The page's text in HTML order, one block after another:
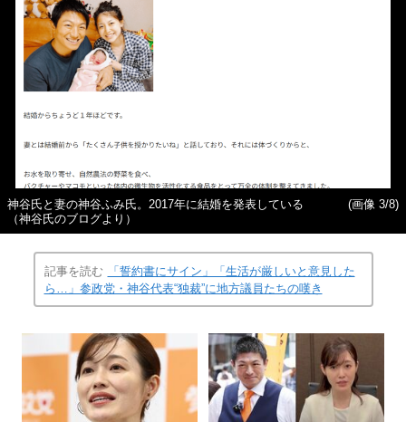
神谷氏と妻の神谷ふみ氏。2017年に結婚を発表している
（神谷氏のブログより）
(画像 3/8)
記事を読む
「誓約書にサイン」「生活が厳しいと意見した
ら…」参政党・神谷代表“独裁”に地方議員たちの嘆き